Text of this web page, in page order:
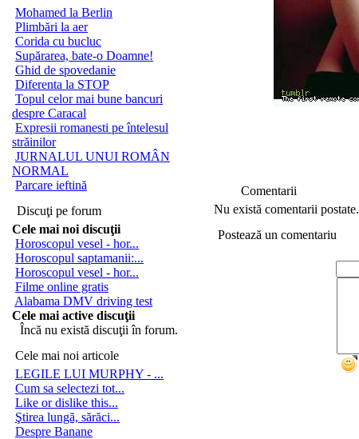
Mohamed la Berlin
Plimbări la aer
Corida cu bucluc
Supărarea, bate-o Doamne!
Ghid de spovedanie
Diferenta la STOP
Topul celor mai bune bancuri
despre Caracal
Expresii romanesti pe întelesul
străinilor
JURNALUL UNUI ROMÂN
NORMAL
Parcare ieftină
Discuţi pe forum
Cele mai noi discuţii
Horoscopul vesel - hor...
Horoscopul saptamanii:...
Horoscopul vesel - hor...
Filme online gratis
Alabama DMV driving test
Cele mai active discuţii
Încă nu există discuţii în forum.
Cele mai noi articole
LEGILE LUI MURPHY - ...
Cum sa selectezi tot...
Like or dislike this...
Ştirea lungă, sărăci...
Despre Banane
Comentarii
Nu există comentarii postate.
Postează un comentariu